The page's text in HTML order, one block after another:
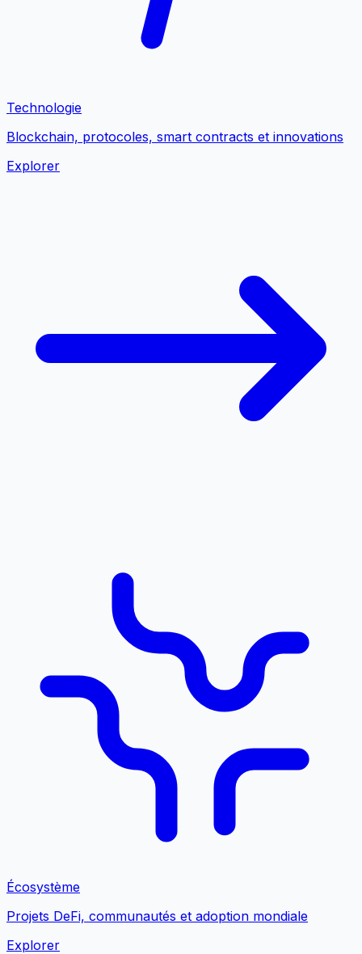
Technologie
Blockchain, protocoles, smart contracts et innovations
Explorer
Écosystème
Projets DeFi, communautés et adoption mondiale
Explorer